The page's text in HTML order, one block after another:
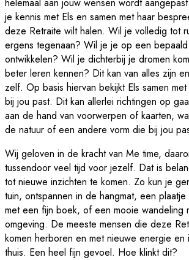
je kennis met Els en samen met haar
deze Retraite wilt halen. Wil je volledig tot
ergens tegenaan? Wil je je op een
ontwikkelen? Wil je dichterbij je dromen
beter leren kennen? Dit kan van alles zijn
zelf. Op basis hiervan bekijkt Els samen
bij jou past. Dit kan allerlei richtingen op
aan de hand van voorwerpen of kaarten,
de natuur of een andere vorm die bij jou
Wij geloven in de kracht van Me time,
tussendoor veel tijd voor jezelf. Dat is
tot nieuwe inzichten te komen. Zo kun je
tuin, ontspannen in de hangmat, een
met een fijn boek, of een mooie wandeling
omgeving. De meeste mensen die deze
komen herboren en met nieuwe energie en
thuis. Een heel fijn gevoel. Hoe klinkt dit?